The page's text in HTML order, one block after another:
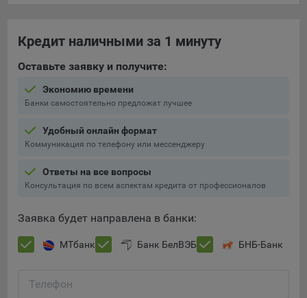
9.5. Файлы cookie, применяемые для определения целевой
аудитории и в рекламных целях, например Яндекс.Метрика,
Технические/Функциональные, хранятся не более года;
Необходимые для функционирования веб-аналитических
платформ «Google Analytics», «Яндекс.Метрика»
передаются третьим лицам, часть из которых хранятся во
время пользования сайтом;
Остальные - не более года.
Отключение аналитических файлов cookie не позволяет
определять предпочтения пользователей сайта, в том числе
меры по совершенствованию работы сайта исходя из
Кредит наличными за 1 минуту
Оставьте заявку и получите:
Экономию времени
Банки самостоятельно предложат лучшее
Удобный онлайн формат
Коммуникация по телефону или мессенджеру
Ответы на все вопросы
Консультация по всем аспектам кредита от профессионалов
Заявка будет направлена в банки:
МТбанк Банк БелВЭБ БНБ-Банк
Телефон